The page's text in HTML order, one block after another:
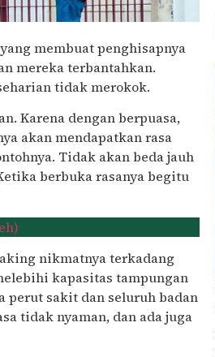
membuat penghisapnya
mereka terbantahkan.
tidak merokok.
Karena dengan berpuasa,
akan mendapatkan rasa
Tidak akan beda jauh
berbuka rasanya begitu
nikmatnya terkadang
kapasitas tampungan
perut sakit dan seluruh badan
tidak nyaman, dan ada juga